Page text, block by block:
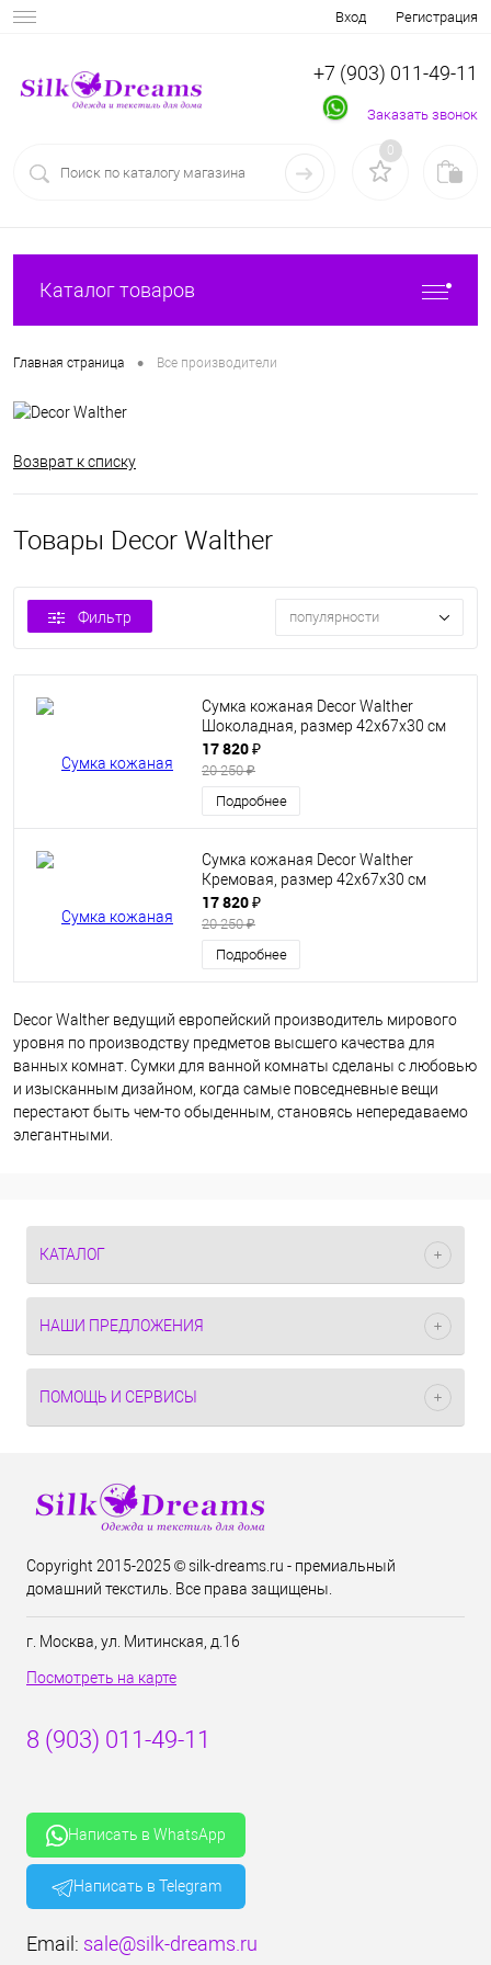
Вход Регистрация
+7 (903) 011-49-11
Заказать звонок
0
Каталог товаров
Главная страница • Все производители
Возврат к списку
Товары Decor Walther
Фильтр популярности
Сумка кожаная Decor Walther
Шоколадная, размер 42х67х30 см
17 820 ₽
20 250 ₽
Подробнее
Сумка кожаная Decor Walther
Кремовая, размер 42х67х30 см
17 820 ₽
20 250 ₽
Подробнее
Decor Walther ведущий европейский производитель мирового
уровня по производству предметов высшего качества для
ванных комнат. Сумки для ванной комнаты сделаны с любовью
и изысканным дизайном, когда самые повседневные вещи
перестают быть чем-то обыденным, становясь непередаваемо
элегантными.
КАТАЛОГ
НАШИ ПРЕДЛОЖЕНИЯ
ПОМОЩЬ И СЕРВИСЫ
Copyright 2015-2025 © silk-dreams.ru - премиальный
домашний текстиль. Все права защищены.
г. Москва, ул. Митинская, д.16
Посмотреть на карте
8 (903) 011-49-11
Написать в WhatsApp
Написать в Telegram
Email: sale@silk-dreams.ru